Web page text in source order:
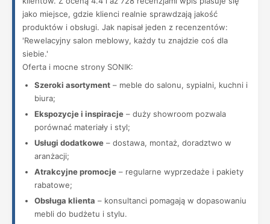
jako miejsce, gdzie klienci realnie sprawdzają jakość
produktów i obsługi. Jak napisał jeden z recenzentów:
'Rewelacyjny salon meblowy, każdy tu znajdzie coś dla
siebie.'
Oferta i mocne strony SONIK:
Szeroki asortyment – meble do salonu, sypialni, kuchni i
biura;
Ekspozycje i inspiracje – duży showroom pozwala
porównać materiały i styl;
Usługi dodatkowe – dostawa, montaż, doradztwo w
aranżacji;
Atrakcyjne promocje – regularne wyprzedaże i pakiety
rabatowe;
Obsługa klienta – konsultanci pomagają w dopasowaniu
mebli do budżetu i stylu.